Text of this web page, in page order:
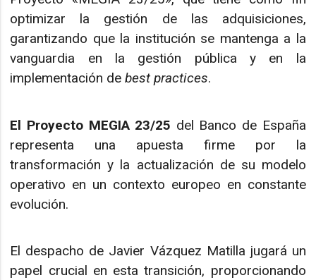
optimizar la gestión de las adquisiciones,
garantizando que la institución se mantenga a la
vanguardia en la gestión pública y en la
implementación debest practices.
El Proyecto MEGIA 23/25 del Banco de España
representa una apuesta firme por la
transformación y la actualización de su modelo
operativo en un contexto europeo en constante
evolución.
El despacho de Javier Vázquez Matilla jugará un
papel crucial en esta transición, proporcionando